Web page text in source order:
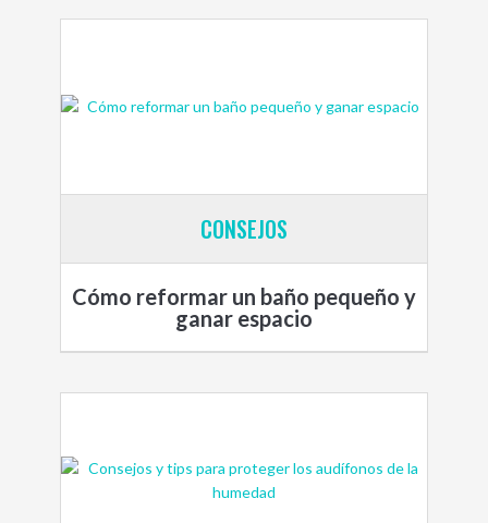
CONSEJOS
Cómo reformar un baño pequeño y
ganar espacio